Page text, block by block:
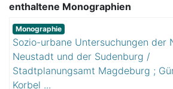
enthaltene Monographien
Monographie
Sozio-urbane Untersuchungen der
Neustadt und der Sudenburg /
Stadtplanungsamt Magdeburg ;
Korbel ...